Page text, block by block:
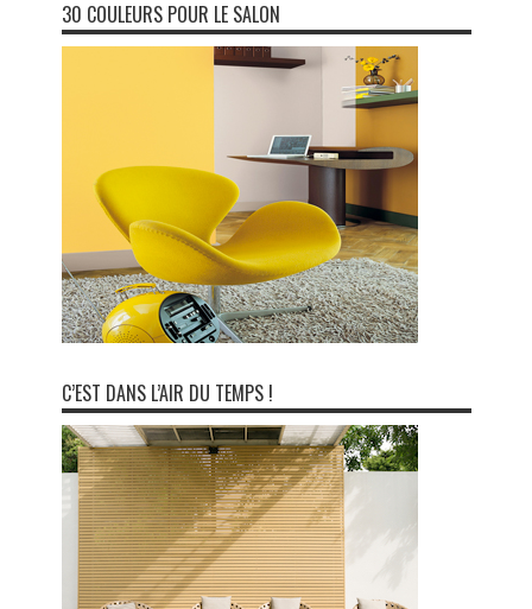
30 COULEURS POUR LE SALON
C’EST DANS L’AIR DU TEMPS !